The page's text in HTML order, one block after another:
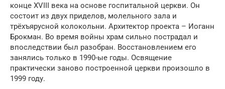
конце XVIII века на основе госпитальной церкви. Он
состоит из двух приделов, молельного зала и
трёхъярусной колокольни. Архитектор проекта – Иоганн
Брокман. Во время войны храм сильно пострадал и
впоследствии был разобран. Восстановлением его
занялись только в 1990-ые годы. Освящение
практически заново построенной церкви произошло в
1999 году.